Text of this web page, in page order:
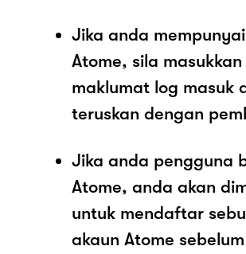
Jika anda
Atome, sila masukkan
maklumat log masuk
teruskan dengan
Jika anda pengguna
Atome, anda akan
untuk mendaftar
akaun Atome sebelum